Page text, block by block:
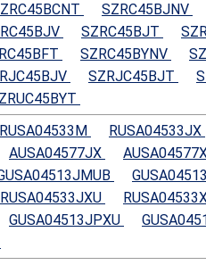
SZRC45BJNV
SZRC45BJT
SZRC45BYNV
SZRJC45BJT
RUSA04533M
RUSA04533JX
AUSA04577JX
RUSA04533JXU
GUSA04513JPXU